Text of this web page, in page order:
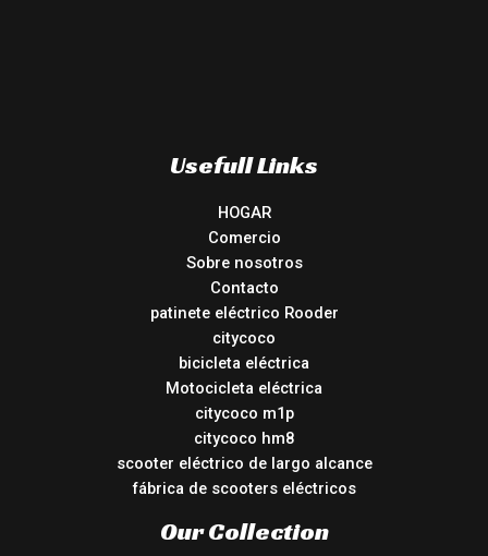
Usefull Links
HOGAR
Comercio
Sobre nosotros
Contacto
patinete eléctrico Rooder
citycoco
bicicleta eléctrica
Motocicleta eléctrica
citycoco m1p
citycoco hm8
scooter eléctrico de largo alcance
fábrica de scooters eléctricos
Our Collection